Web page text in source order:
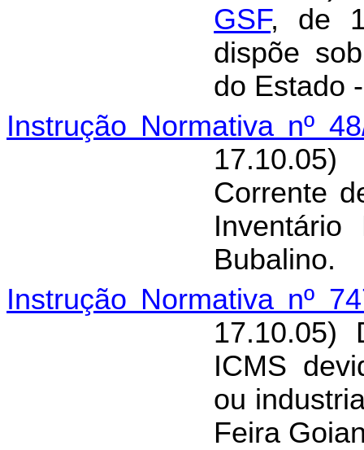
GSF, de
dispõe
do Estado
Instrução Normativa nº
Corrente
Bubalino.
Instrução Normativa nº
17.10.05)
ICMS
ou
Feira